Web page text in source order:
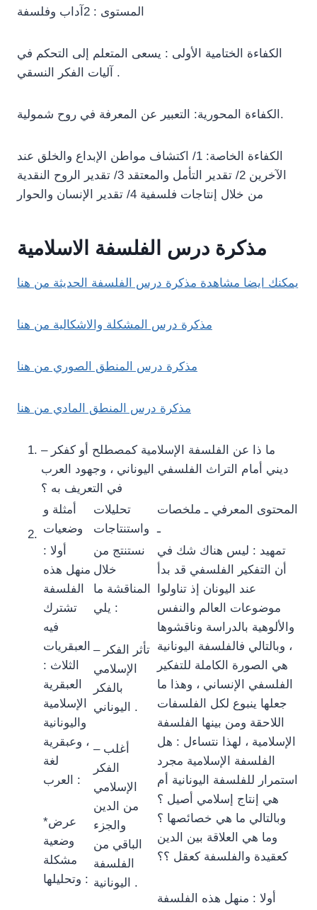
المستوى : 2آداب وفلسفة
الكفاءة الختامية الأولى : يسعى المتعلم إلى التحكم في
آليات الفكر النسقي .
الكفاءة المحورية: التعبير عن المعرفة في روح شمولية.
الكفاءة الخاصة: 1/ اكتشاف مواطن الإبداع والخلق عند
الآخرين 2/ تقدير التأمل والمعتقد 3/ تقدير الروح النقدية
من خلال إنتاجات فلسفية 4/ تقدير الإنسان والحوار
مذكرة درس الفلسفة الاسلامية
يمكنك ايضا مشاهدة مذكرة درس الفلسفة الحديثة من هنا
مذكرة درس المشكلة والاشكالية من هنا
مذكرة درس المنطق الصوري من هنا
مذكرة درس المنطق المادي من هنا
– ما ذا عن الفلسفة الإسلامية كمصطلح أو كفكر
ديني أمام التراث الفلسفي اليوناني ، وجهود العرب
في التعريف به ؟
أمثلة و
وضعيات
تحليلات
واستنتاجات
المحتوى المعرفي ـ ملخصات
ـ
أولا :
منهل هذه
الفلسفة
تشترك
فيه
العبقريات
الثلاث :
العبقرية
الإسلامية
واليونانية
، وعبقرية
لغة
العرب :
*عرض
وضعية
مشكلة
وتحليلها :
نستنتج من
خلال
المناقشة ما
يلي :
– تأثر الفكر
الإسلامي
بالفكر
اليوناني .
– أغلب
الفكر
الإسلامي
من الدين
والجزء
الباقي من
الفلسفة
اليونانية .
تمهيد : ليس هناك شك في
أن التفكير الفلسفي قد بدأ
عند اليونان إذ تناولوا
موضوعات العالم والنفس
والألوهية بالدراسة وناقشوها
، وبالتالي فالفلسفة اليونانية
هي الصورة الكاملة للتفكير
الفلسفي الإنساني ، وهذا ما
جعلها ينبوع لكل الفلسفات
اللاحقة ومن بينها الفلسفة
الإسلامية ، لهذا نتساءل : هل
الفلسفة الإسلامية مجرد
استمرار للفلسفة اليونانية أم
هي إنتاج إسلامي أصيل ؟
وبالتالي ما هي خصائصها ؟
وما هي العلاقة بين الدين
كعقيدة والفلسفة كعقل ؟؟
أولا : منهل هذه الفلسفة